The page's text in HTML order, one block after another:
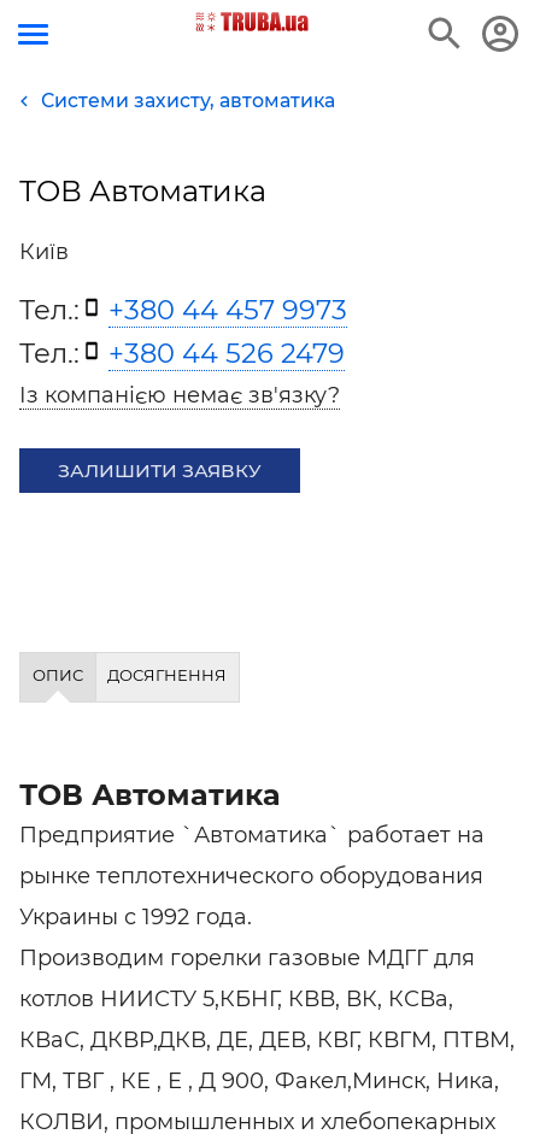
Системи захисту, автоматика
ТОВ Автоматика
Київ
Тел.:
+380 44 457 9973
Тел.:
+380 44 526 2479
Із компанією немає зв'язку?
ЗАЛИШИТИ ЗАЯВКУ
ОПИС ДОСЯГНЕННЯ
ТОВ Автоматика
Предприятие `Автоматика` работает на
рынке теплотехнического оборудования
Украины с 1992 года.
Производим горелки газовые МДГГ для
котлов НИИСТУ 5,КБНГ, КВВ, ВК, КСВа,
КВаС, ДКВР,ДКВ, ДЕ, ДЕВ, КВГ, КВГМ, ПТВМ,
ГМ, ТВГ , КЕ , Е , Д 900, Факел,Минск, Ника,
КОЛВИ, промышленных и хлебопекарных